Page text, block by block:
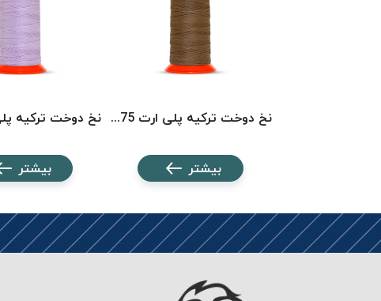
نخ دوخت ترکیه پلی ارت 1575 POLYART
بیشتر بیشتر